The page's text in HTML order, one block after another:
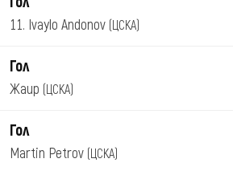
11. Ivaylo Andonov (ЦСКА)
Гол
Жаир (ЦСКА)
Гол
Martin Petrov (ЦСКА)